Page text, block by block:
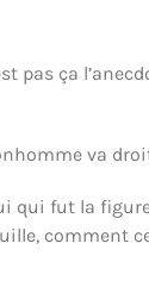
pas ça
va
qui fut la
comment